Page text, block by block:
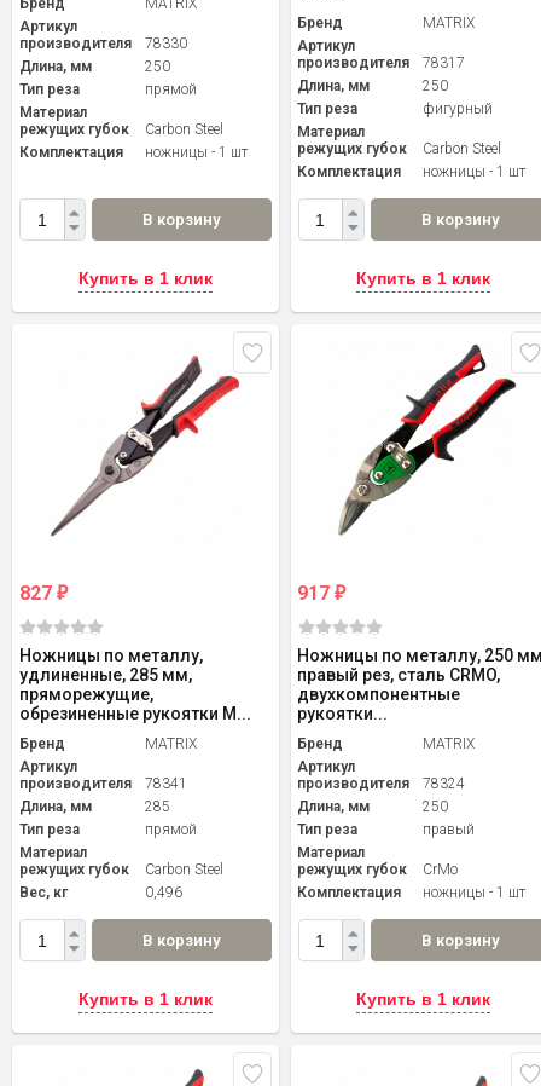
Бренд
MATRIX
Артикул
производителя
78330
Длина, мм
250
Тип реза
прямой
Материал
режущих губок
Carbon Steel
Комплектация
ножницы - 1 шт
В корзину
Купить в 1 клик
Бренд
MATRIX
Артикул
производителя
78317
Длина, мм
250
Тип реза
фигурный
Материал
режущих губок
Carbon Steel
Комплектация
ножницы - 1 шт
В корзину
Купить в 1 клик
827 ₽
Ножницы по металлу,
удлиненные, 285 мм,
пряморежущие,
обрезиненные рукоятки M...
Бренд
MATRIX
Артикул
производителя
78341
Длина, мм
285
Тип реза
прямой
Материал
режущих губок
Carbon Steel
Вес, кг
0,496
В корзину
Купить в 1 клик
917₽
Ножницы по металлу, 250
правый рез, сталь CRMO,
двухкомпонентные
рукоятки...
Бренд
MATRIX
Артикул
производителя
78324
Длина, мм
250
Тип реза
правый
Материал
режущих губок
CrMо
Комплектация
ножницы - 1 шт
В корзину
Купить в 1 клик